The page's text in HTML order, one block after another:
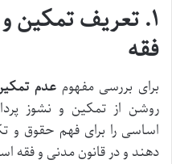
۱. تعریف تمکین
فقه
برای بررسی مفهوم عدم
روشن از تمکین و نشوز
اساسی را برای فهم حقوق و
دهند و در قانون مدنی و فقه